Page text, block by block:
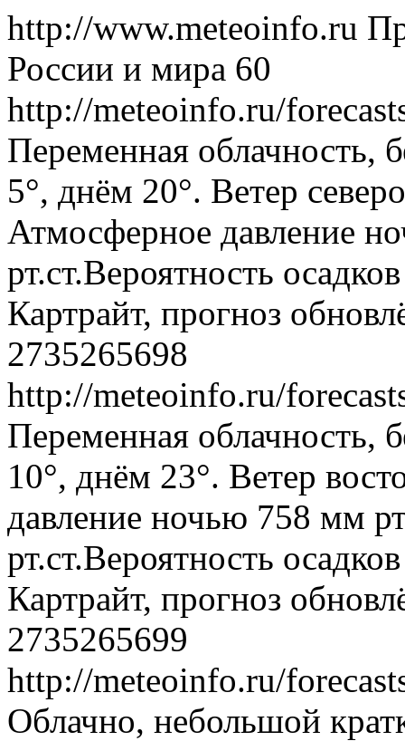
http://www.meteoinfo.ru
России и мира 60
http://meteoinfo.ru/
Переменная облачность,
5°, днём 20°. Ветер
Атмосферное давление
рт.ст.Вероятность
Картрайт, прогноз
2735265698
http://meteoinfo.ru/
Переменная облачность,
10°, днём 23°. Ветер
давление ночью 758 мм
рт.ст.Вероятность
Картрайт, прогноз
2735265699
http://meteoinfo.ru/
Облачно, небольшой